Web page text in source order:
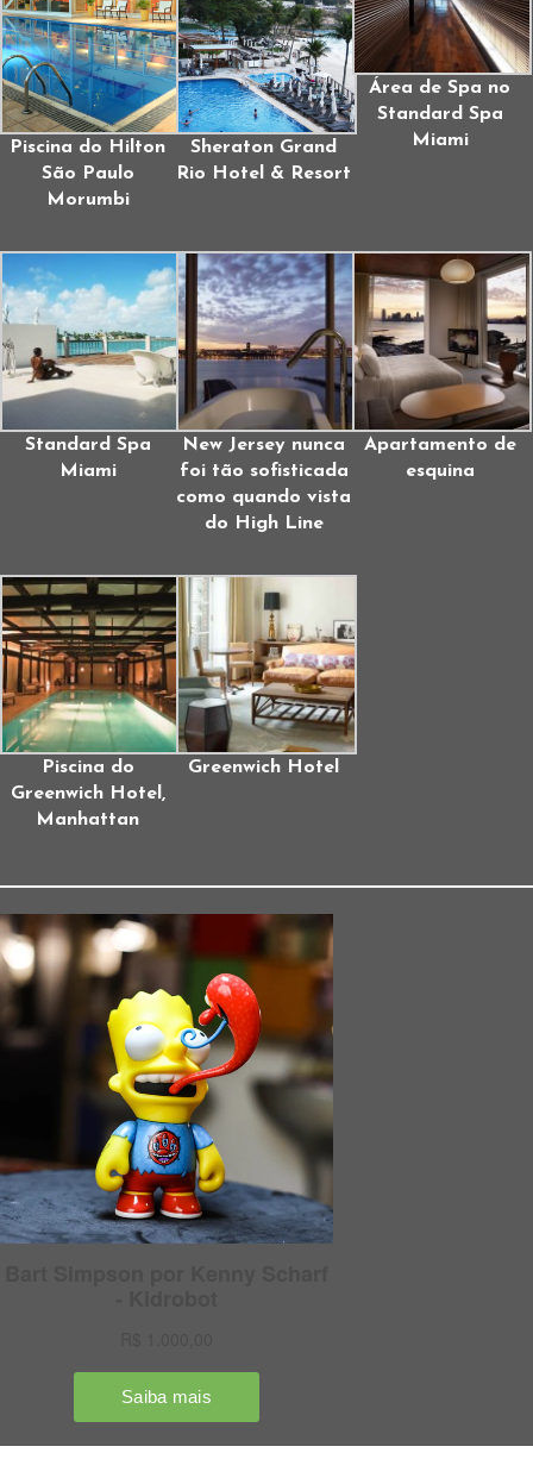
Piscina do Hilton
São Paulo
Morumbi
Sheraton Grand
Rio Hotel & Resort
Área de Spa no
Standard Spa
Miami
Standard Spa
Miami
New Jersey nunca
foi tão sofisticada
como quando vista
do High Line
Apartamento de
esquina
Piscina do
Greenwich Hotel,
Manhattan
Greenwich Hotel